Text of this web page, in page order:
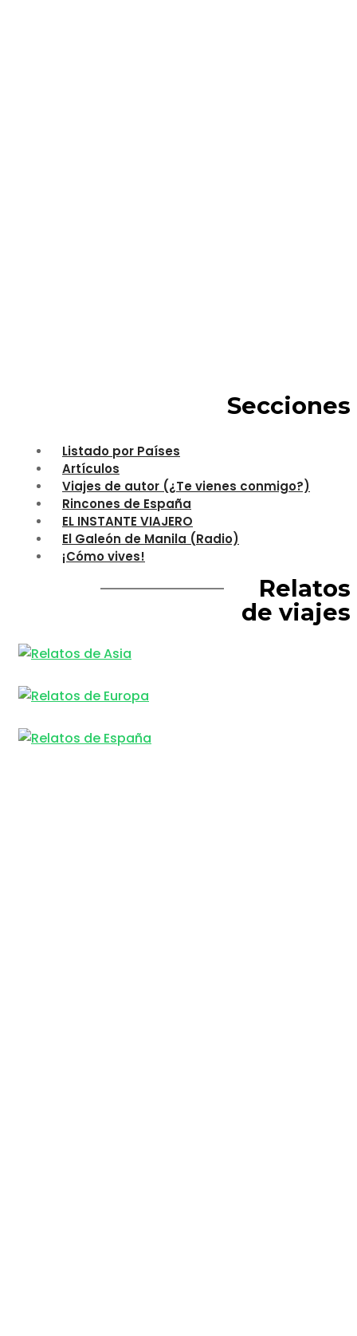
Secciones
Listado por Países
Artículos
Viajes de autor (¿Te vienes conmigo?)
Rincones de España
EL INSTANTE VIAJERO
El Galeón de Manila (Radio)
¡Cómo vives!
Relatos
de viajes